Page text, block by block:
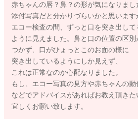
赤ちゃんの唇？鼻？の形が気になりまし
添付写真だと分かりづらいかと思います
エコー検査の間、ずっと口を突き出して
ように見えました。鼻と口の位置の区別
つかず、口がひょっとこのお面の様に
突き出しているようにしか見えず、
これは正常なのか心配なりました。
もし、エコー写真の見方や赤ちゃんの動
などでアドバイスがあればお教え頂きた
宜しくお願い致します。